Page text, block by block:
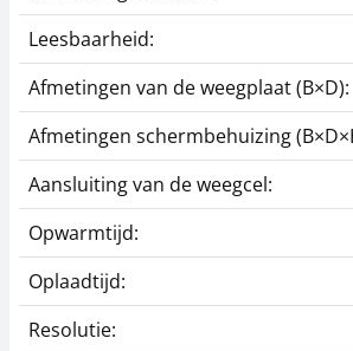
Leesbaarheid:
Afmetingen van de weegplaat (B×D):
Afmetingen schermbehuizing
Aansluiting van de weegcel:
Opwarmtijd:
Oplaadtijd:
Resolutie: